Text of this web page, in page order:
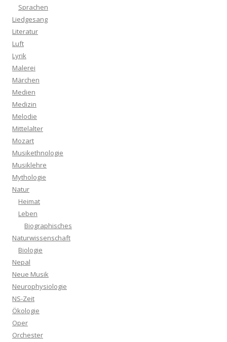
Sprachen
Liedgesang
Literatur
Luft
Lyrik
Malerei
Märchen
Medien
Medizin
Melodie
Mittelalter
Mozart
Musikethnologie
Musiklehre
Mythologie
Natur
Heimat
Leben
Biographisches
Naturwissenschaft
Biologie
Nepal
Neue Musik
Neurophysiologie
NS-Zeit
Ökologie
Oper
Orchester